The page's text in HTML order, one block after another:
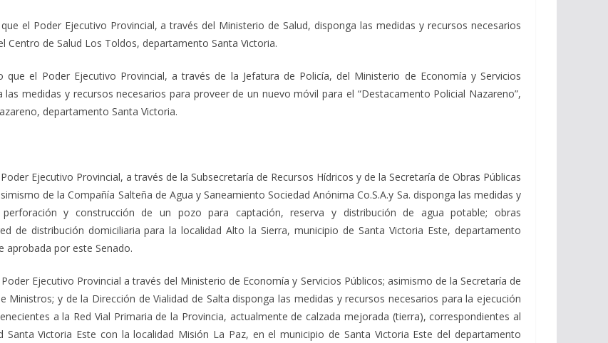
el Poder Ejecutivo Provincial, a través del Ministerio de Salud, disponga las medidas y recursos necesarios
de Salud Los Toldos, departamento Santa Victoria.
que el Poder Ejecutivo Provincial, a través de la Jefatura de Policía, del Ministerio de Economía y Servicios
medidas y recursos necesarios para proveer de un nuevo móvil para el “Destacamento Policial Nazareno”,
departamento Santa Victoria.
Ejecutivo Provincial, a través de la Subsecretaría de Recursos Hídricos y de la Secretaría de Obras Públicas
de la Compañía Salteña de Agua y Saneamiento Sociedad Anónima Co.S.A.y Sa. disponga las medidas y
y construcción de un pozo para captación, reserva y distribución de agua potable; obras
de distribución domiciliaria para la localidad Alto la Sierra, municipio de Santa Victoria Este, departamento
aprobada por este Senado.
Ejecutivo Provincial a través del Ministerio de Economía y Servicios Públicos; asimismo de la Secretaría de
Ministros; y de la Dirección de Vialidad de Salta disponga las medidas y recursos necesarios para la ejecución
a la Red Vial Primaria de la Provincia, actualmente de calzada mejorada (tierra), correspondientes al
Victoria Este con la localidad Misión La Paz, en el municipio de Santa Victoria Este del departamento